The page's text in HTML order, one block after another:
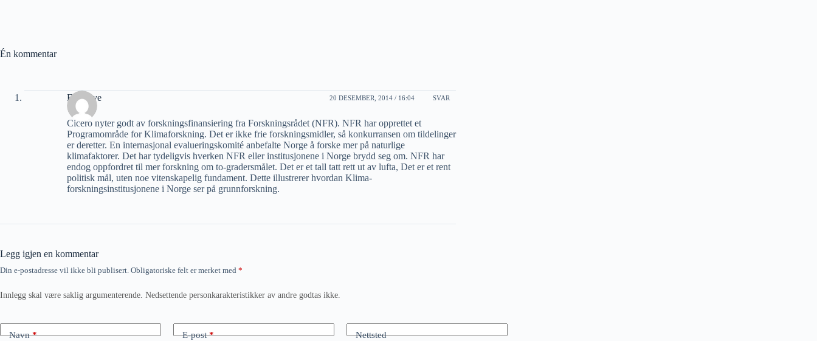
Én kommentar
Erik Bye 20 DESEMBER, 2014 / 16:04 SVAR
Cicero nyter godt av forskningsfinansiering fra Forskningsrådet (NFR). NFR har opprettet et
Programområde for Klimaforskning. Det er ikke frie forskningsmidler, så konkurransen om tildelinger
er deretter. En internasjonal evalueringskomité anbefalte Norge å forske mer på naturlige
klimafaktorer. Det har tydeligvis hverken NFR eller institusjonene i Norge brydd seg om. NFR har
endog oppfordret til mer forskning om to-gradersmålet. Det er et tall tatt rett ut av lufta, Det er et rent
politisk mål, uten noe vitenskapelig fundament. Dette illustrerer hvordan Klima-
forskningsinstitusjonene i Norge ser på grunnforskning.
Legg igjen en kommentar
Din e-postadresse vil ikke bli publisert. Obligatoriske felt er merket med *
Innlegg skal være saklig argumenterende. Nedsettende personkarakteristikker av andre godtas ikke.
Navn* E-post* Nettsted